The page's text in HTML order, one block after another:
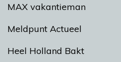
MAX vakantieman
Meldpunt Actueel
Heel Holland Bakt